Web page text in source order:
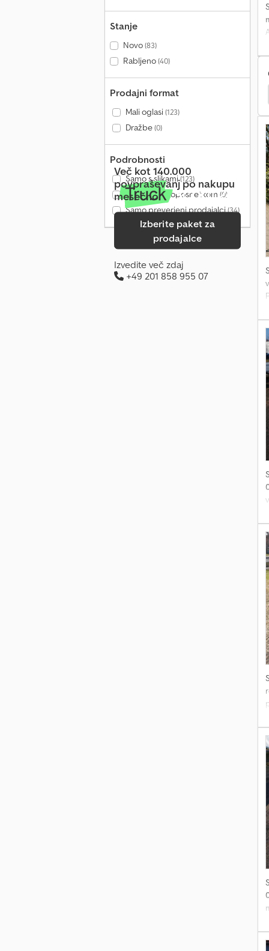
Stanje
Novo(83)
Rabljeno(40)
Prodajni format
Mali oglasi(123)
Dražbe(0)
Podrobnosti
Samo s slikami(123)
Samo z videoposnetkom (0)
Samo preverjeni prodajalci(34)
Več kot 140.000
povpraševanj po nakupu
mesečno
Izberite paket za
prodajalce
Izvedite več zdaj
+49 201 858 955 07
Hapert Sapphire Prikolice